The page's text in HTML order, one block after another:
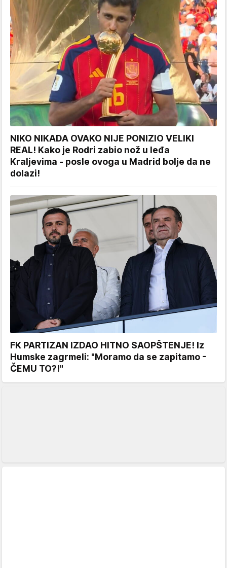
NIKO NIKADA OVAKO NIJE PONIZIO VELIKI
REAL! Kako je Rodri zabio nož u leđa
Kraljevima - posle ovoga u Madrid bolje da ne
dolazi!
FK PARTIZAN IZDAO HITNO SAOPŠTENJE! Iz
Humske zagrmeli: "Moramo da se zapitamo -
ČEMU TO?!"